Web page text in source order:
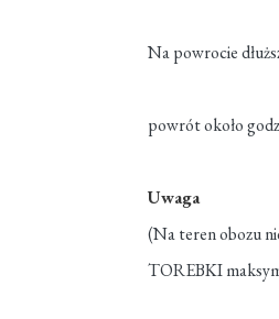
Na powrocie
powrót około
Uwaga
(Na teren obozu
TOREBKI